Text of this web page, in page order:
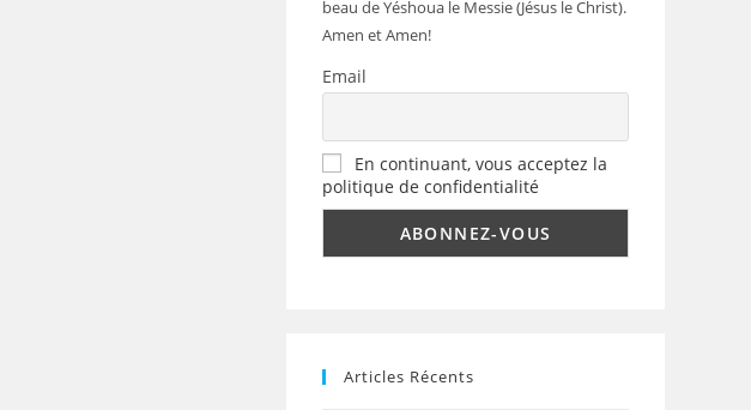
beau de Yéshoua le Messie (Jésus le Christ).
Amen et Amen!
Email
En continuant, vous acceptez la
politique de confidentialité
Articles Récents